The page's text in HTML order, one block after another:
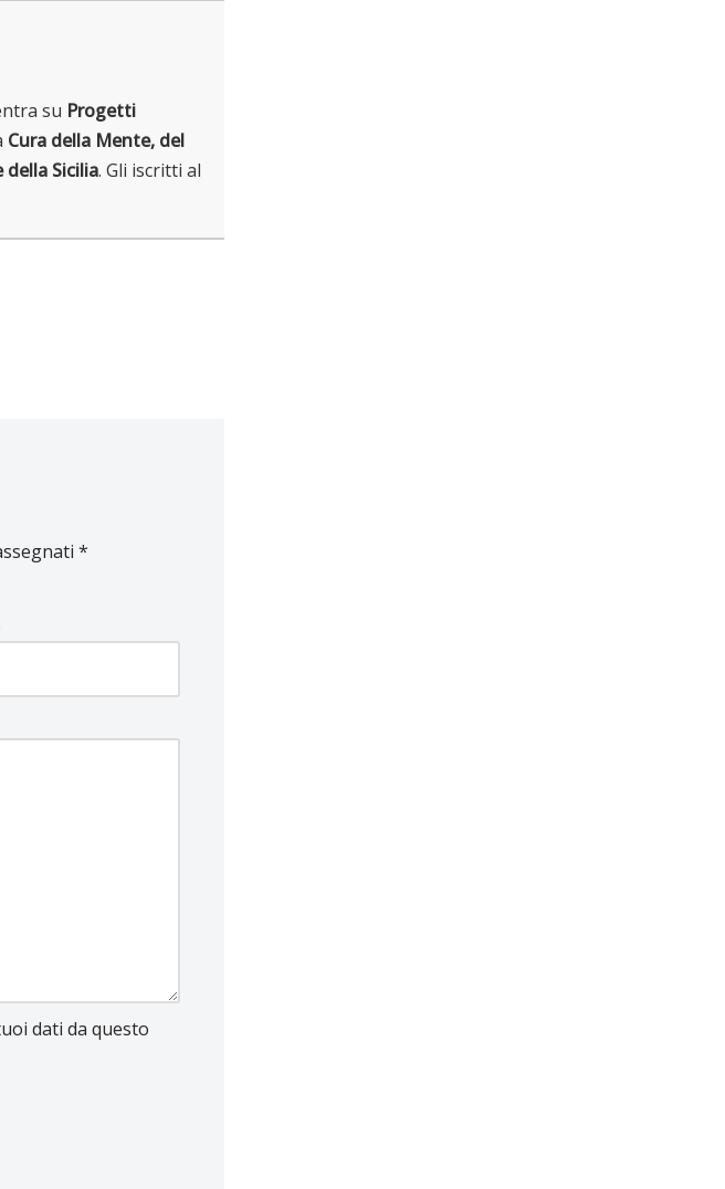
su Progetti
Cura della Mente, del
della Sicilia. Gli iscritti al
*
dati da questo